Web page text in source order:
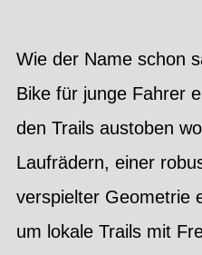
Wie der Name schon
Bike für junge Fahrer
den Trails austoben
Laufrädern, einer
verspielter Geometrie
um lokale Trails mit